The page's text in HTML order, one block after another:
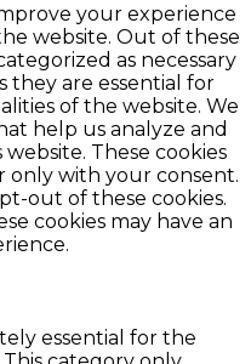
your experience
website. Out of these
as necessary
they are essential for
of the website. We
help us analyze and
These cookies
only with your consent.
out of these cookies.
cookies may have an
essential for the